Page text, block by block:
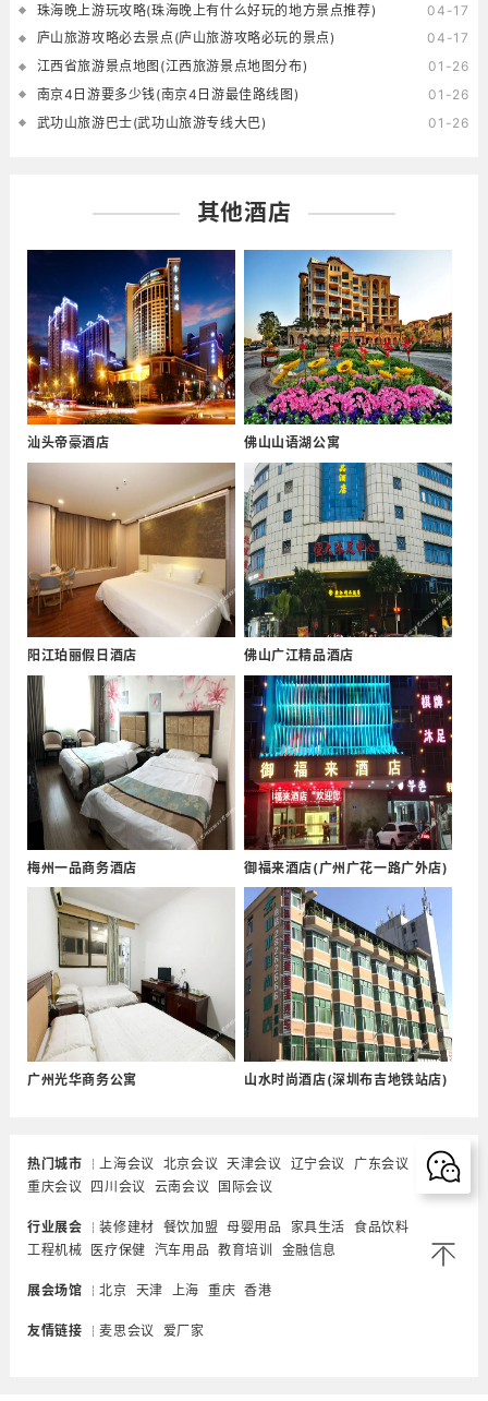
珠海晚上游玩攻略(珠海晚上有什么好玩的地方景点推荐)
04-17
庐山旅游攻略必去景点(庐山旅游攻略必玩的景点)
04-17
江西省旅游景点地图(江西旅游景点地图分布)
01-26
南京4日游要多少钱(南京4日游最佳路线图)
01-26
武功山旅游巴士(武功山旅游专线大巴)
01-26
其他酒店
汕头帝豪酒店 佛山山语湖公寓
阳江珀丽假日酒店 佛山广江精品酒店
梅州一品商务酒店 御福来酒店(广州广花一路广外店)
广州光华商务公寓 山水时尚酒店(深圳布吉地铁站店)
热门城市 上海会议 北京会议 天津会议 辽宁会议
广东会议
重庆会议
四川会议 云南会议 国际会议
行业展会 装修建材 餐饮加盟 母婴用品 家具生活 食品饮料
工程机械
医疗保健 汽车用品 教育培训 金融信息
展会场馆 北京 天津 上海 重庆 香港
友情链接 麦思会议 爱厂家